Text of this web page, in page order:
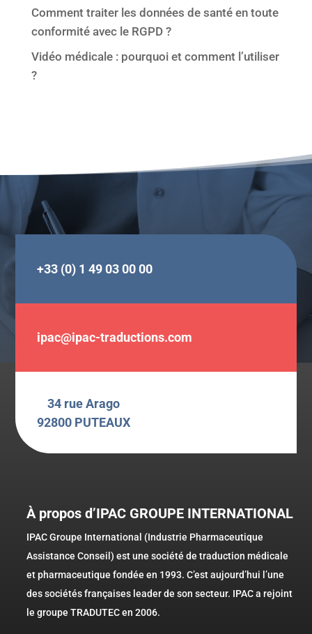
Comment traiter les données de santé en toute
conformité avec le RGPD ?
Vidéo médicale : pourquoi et comment l’utiliser
?
+33 (0) 1 49 03 00 00
ipac@ipac-traductions.com
34 rue Arago
92800 PUTEAUX
À propos d’IPAC GROUPE INTERNATIONAL
IPAC Groupe International (Industrie Pharmaceutique
Assistance Conseil) est une société de traduction médicale
et pharmaceutique fondée en 1993. C’est aujourd’hui l’une
des sociétés françaises leader de son secteur. IPAC a rejoint
le groupe TRADUTEC en 2006.